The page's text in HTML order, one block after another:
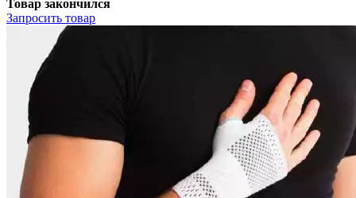
Товар закончился
Запросить товар